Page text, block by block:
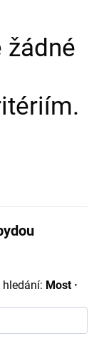
žádné
Most ·